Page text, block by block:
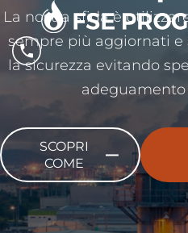
La nostra sfida è
sempre più aggiornati
la sicurezza evitando
SCOPRI
COME